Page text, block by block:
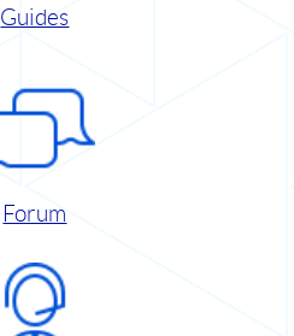
Guides
Forum